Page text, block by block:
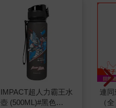
IMPACT超人力霸王水
壺 (500ML)#黑色
連
（